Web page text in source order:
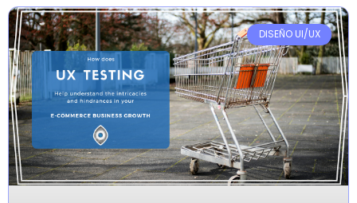
DISEÑO UI/UX